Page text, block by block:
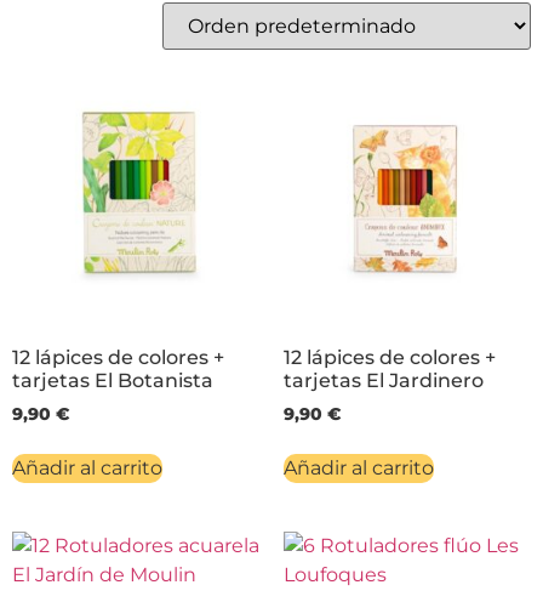
12 lápices de colores +
tarjetas El Botanista
9,90 €
Añadir al carrito
12 lápices de colores +
tarjetas El Jardinero
9,90 €
Añadir al carrito